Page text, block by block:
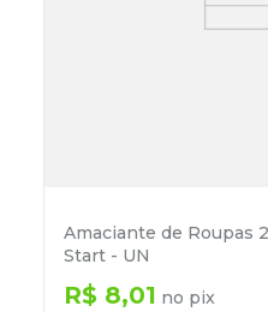
Amaciante de Roupas
Start - UN
R$ 8,01 no pix